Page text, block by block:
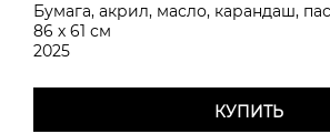
Бумага, акрил, масло, карандаш,
86 х 61 см
2025
КУПИТЬ